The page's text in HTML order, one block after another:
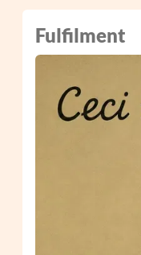
Fulfilment